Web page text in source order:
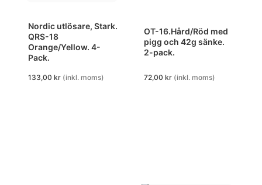
Nordic utlösare, Stark.
QRS-18
Orange/Yellow. 4-
Pack.
133,00 kr (inkl. moms)
OT-16.Hård/Röd med
pigg och 42g sänke.
2-pack.
72,00 kr (inkl. moms)